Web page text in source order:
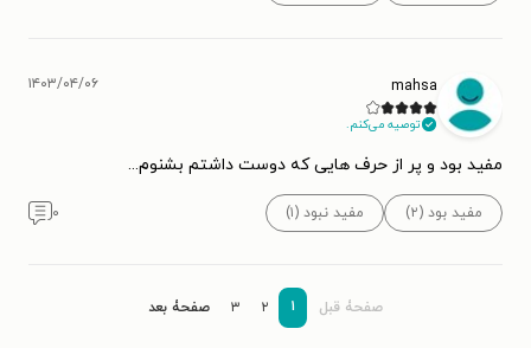
mahsa
توصیه می‌کنم.
۱۴۰۳/۰۴/۰۶
مفید بود و پر از حرف هایی که دوست داشتم بشنوم...
مفید بود (۲) مفید نبود (۱) ۰
صفحۀ قبل ۱ ۲ ۳ صفحۀ بعد